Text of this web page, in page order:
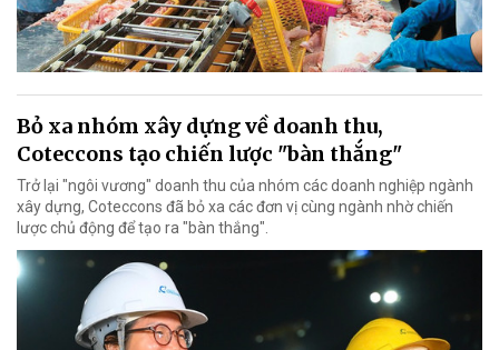
Bỏ xa nhóm xây dựng về doanh thu,
Coteccons tạo chiến lược "bàn thắng"
Trở lại "ngôi vương" doanh thu của nhóm các doanh nghiệp ngành
xây dựng, Coteccons đã bỏ xa các đơn vị cùng ngành nhờ chiến
lược chủ động để tạo ra "bàn thắng".